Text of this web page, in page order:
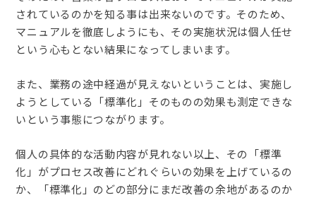
されているのかを知る事は出来ないのです。そのため、
マニュアルを徹底しようにも、その実施状況は個人任せ
という心もとない結果になってしまいます。
また、業務の途中経過が見えないということは、実施し
ようとしている「標準化」そのものの効果も測定できな
いという事態につながります。
個人の具体的な活動内容が見れない以上、その「標準
化」がプロセス改善にどれぐらいの効果を上げているの
か、「標準化」のどの部分にまだ改善の余地があるのか